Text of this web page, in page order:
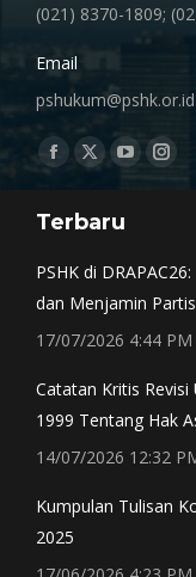
(021) 8370-1809;
Email
pshukum@pshk.or.id
Find us on:
Facebook
opens
window
X
opens
window
YouTube
opens
Terbaru
PSHK di
dan Menjamin
17/07/2026 4:44 PM
Catatan Kritis
1999 Tentang Hak
14/07/2026 12:32
Kumpulan Tulisan
2025